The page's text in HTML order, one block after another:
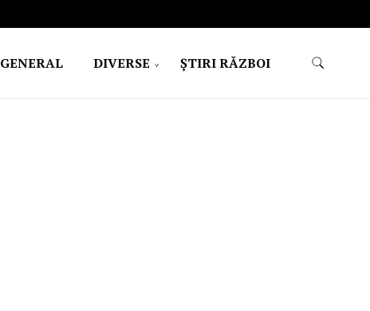
GENERAL DIVERSE ŞTIRI RĂZBOI